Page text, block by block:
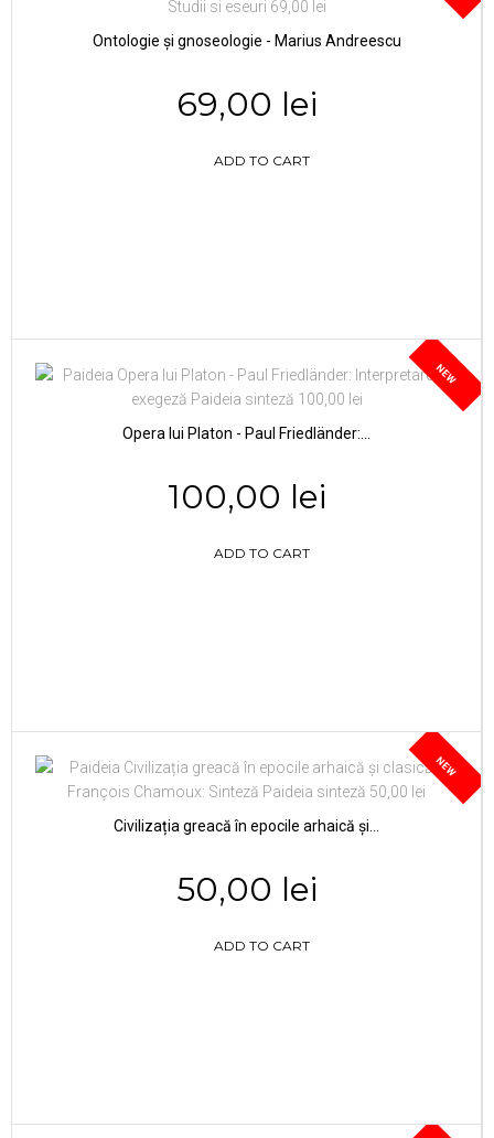
Ontologie și gnoseologie - Marius Andreescu
69,00 lei
ADD TO CART
NEW
Opera lui Platon - Paul Friedländer:...
100,00 lei
ADD TO CART
NEW
Civilizația greacă în epocile arhaică și...
50,00 lei
ADD TO CART